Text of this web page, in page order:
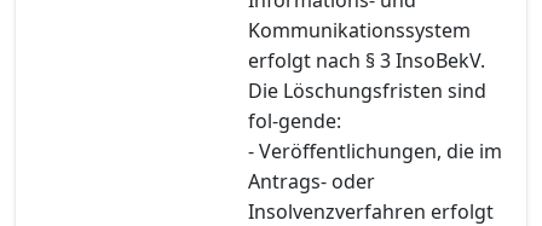
Kommunikationssystem
erfolgt nach § 3 InsoBekV.
Die Löschungsfristen sind
fol-gende:
- Veröffentlichungen, die im
Antrags- oder
Insolvenzverfahren erfolgt